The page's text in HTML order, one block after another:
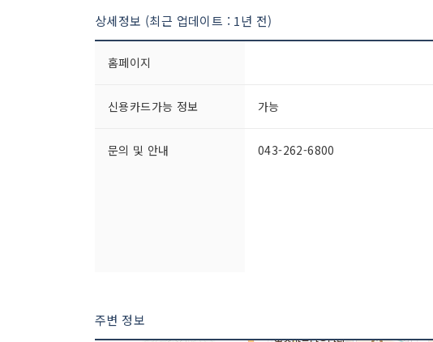
상세정보 (최근 업데이트 : 1년 전)
홈페이지
신용카드가능 정보 가능
문의 및 안내 043-262-6800
주변 정보